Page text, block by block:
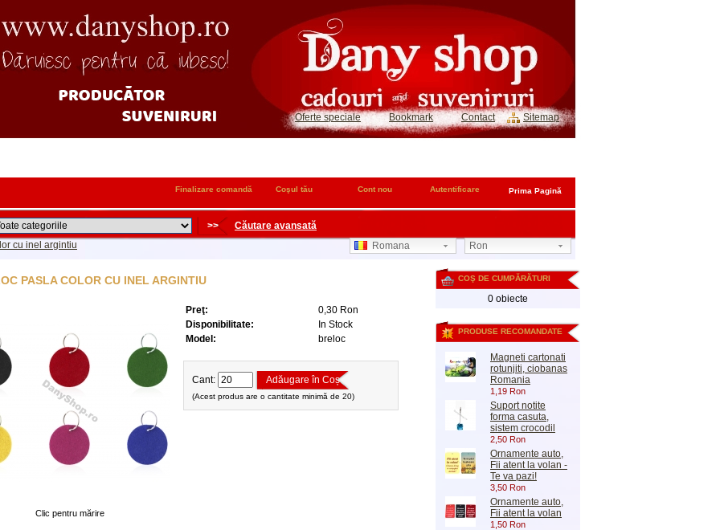
Oferte speciale Bookmark Contact Sitemap
Prima Pagină
Autentificare
Cont nou
Coşul tău
Finalizare comandă
>>
Căutare avansată
cu inel argintiu Ron
Romana
COŞ DE CUMPĂRĂTURI
0 obiecte
PRODUSE RECOMANDATE
Magneti cartonati
rotunjiti, ciobanas
Romania
1,19 Ron
Suport notite
forma casuta,
sistem crocodil
2,50 Ron
Ornamente auto,
Fii atent la volan -
Te va pazi!
3,50 Ron
Ornamente auto,
Fii atent la volan
1,50 Ron
PASLA COLOR CU INEL ARGINTIU
Clic pentru mărire
Preţ:
0,30 Ron
Disponibilitate:
In Stock
Model:
breloc
Cant: Adăugare în Coș
(Acest produs are o cantitate minimă de 20)